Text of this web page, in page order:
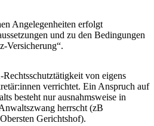
Angelegenheiten erfolgt
und zu den Bedingungen
Versicherung“.
von eigens
verrichtet. Ein Anspruch auf
besteht nur ausnahmsweise in
herrscht (zB
Gerichtshof).